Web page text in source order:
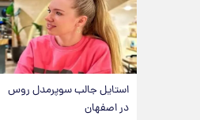
استایل جالب سوپرمدل روس
در اصفهان